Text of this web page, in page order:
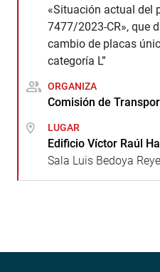
«Situación actual del
7477/2023-CR», que
cambio de placas
categoría L”
ORGANIZA
Comisión de
LUGAR
Edificio Víctor Raúl
Sala Luis Bedoya